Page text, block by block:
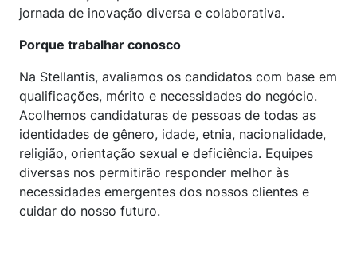
jornada de inovação diversa e colaborativa.
Porque trabalhar conosco
Na Stellantis, avaliamos os candidatos com base em
qualificações, mérito e necessidades do negócio.
Acolhemos candidaturas de pessoas de todas as
identidades de gênero, idade, etnia, nacionalidade,
religião, orientação sexual e deficiência. Equipes
diversas nos permitirão responder melhor às
necessidades emergentes dos nossos clientes e
cuidar do nosso futuro.